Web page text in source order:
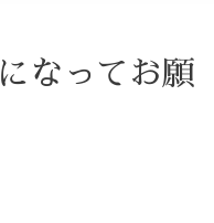
なってお願